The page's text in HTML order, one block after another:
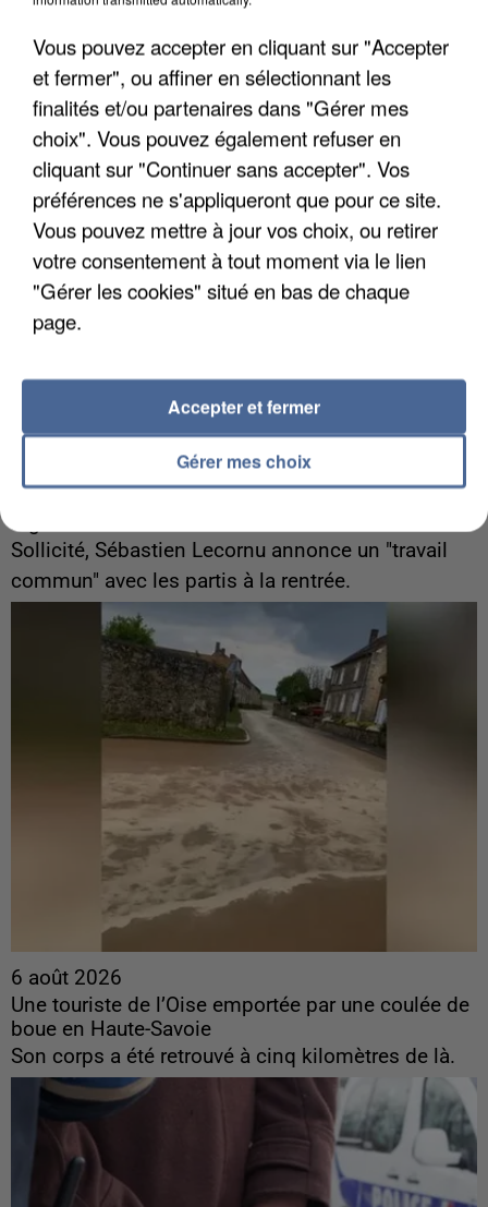
Un cofondateur du réseau avait été interpellé
quelques jours plus tôt.
ingérences...
Sollicité, Sébastien Lecornu annonce un "travail
commun" avec les partis à la rentrée.
6 août 2026
Une touriste de l’Oise emportée par une coulée de
boue en Haute-Savoie
Son corps a été retrouvé à cinq kilomètres de là.
Vous pouvez accepter en cliquant sur "Accepter
et fermer", ou affiner en sélectionnant les
finalités et/ou partenaires dans "Gérer mes
choix". Vous pouvez également refuser en
cliquant sur "Continuer sans accepter". Vos
préférences ne s'appliqueront que pour ce site.
Vous pouvez mettre à jour vos choix, ou retirer
votre consentement à tout moment via le lien
"Gérer les cookies" situé en bas de chaque
page.
Gérer mes choix
Accepter et fermer